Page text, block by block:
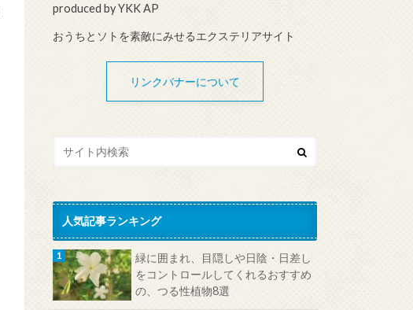
produced by YKK AP
おうちとソトを素敵にみせるエクステリアサイト
リンクバナーについて
人気記事ランキング
緑に囲まれ、目隠しや日陰・日差し
をコントロールしてくれるおすすめ
の、つる性植物8選